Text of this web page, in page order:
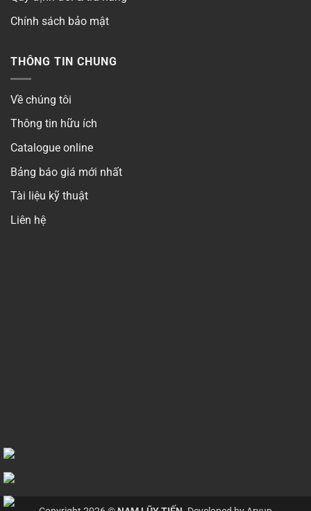
Chính sách bảo mật
THÔNG TIN CHUNG
Về chúng tôi
Thông tin hữu ích
Catalogue online
Bảng báo giá mới nhất
Tài liệu kỹ thuật
Liên hệ